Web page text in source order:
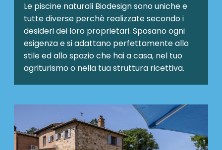
Le piscine naturali Biodesignsono uniche e
tutte diverse perchè realizzate secondo i
desideri dei loro proprietari. Sposano ogni
esigenza e si adattano perfettamente allo
stile ed allo spazio che hai a casa, nel tuo
agriturismo o nella tua struttura ricettiva.